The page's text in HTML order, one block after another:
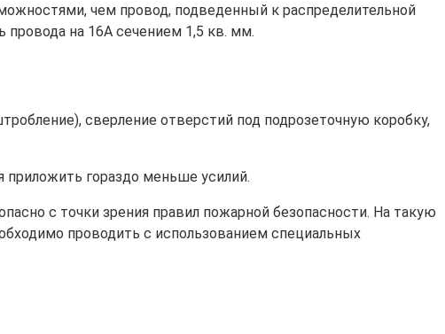
чем провод, подведенный к распределительной
провода на 16А сечением 1,5 кв. мм.
сверление отверстий под подрозеточную коробку,
приложить гораздо меньше усилий.
с точки зрения правил пожарной безопасности. На такую
проводить с использованием специальных